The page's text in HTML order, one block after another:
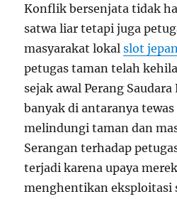
Konflik bersenjata tidak
satwa liar tetapi juga
masyarakat lokalslot
petugas taman telah
sejak awal Perang
banyak di antaranya
melindungi taman dan
Serangan terhadap
terjadi karena upaya
menghentikan eksploitasi